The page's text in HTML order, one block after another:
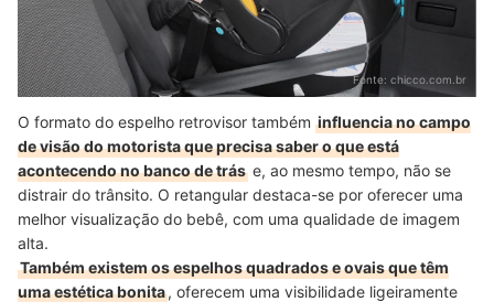
Fonte: chicco.com.br
O formato do espelho retrovisor também influencia no campo
de visão do motorista que precisa saber o que está
acontecendo no banco de trás e, ao mesmo tempo, não se
distrair do trânsito. O retangular destaca-se por oferecer uma
melhor visualização do bebê, com uma qualidade de imagem
alta.
Também existem os espelhos quadrados e ovais que têm
uma estética bonita, oferecem uma visibilidade ligeiramente